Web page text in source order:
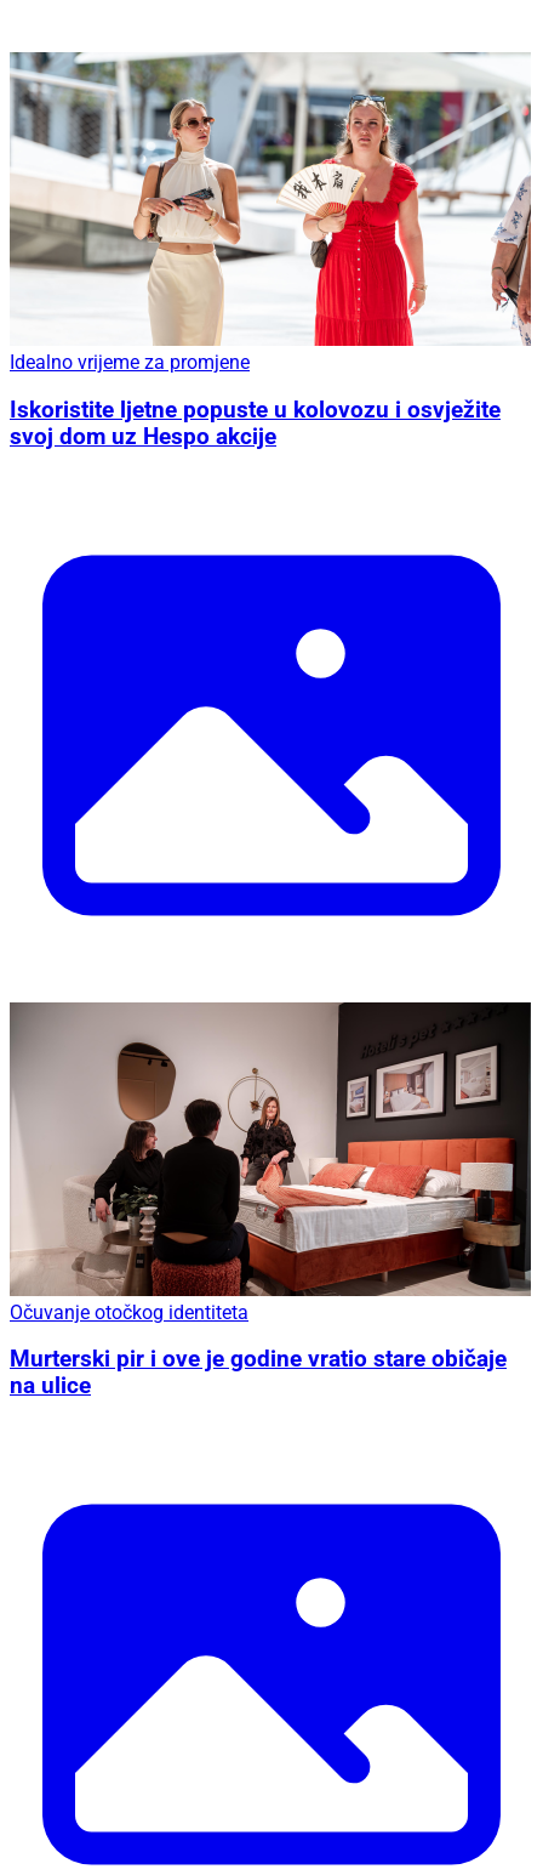
Idealno vrijeme za promjene
Iskoristite ljetne popuste u kolovozu i osvježite
svoj dom uz Hespo akcije
Očuvanje otočkog identiteta
Murterski pir i ove je godine vratio stare običaje
na ulice